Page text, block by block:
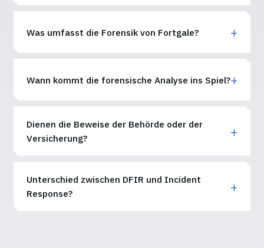
Was umfasst die Forensik von Fortgale?
Wann kommt die forensische Analyse ins Spiel?
Dienen die Beweise der Behörde oder der
Versicherung?
Unterschied zwischen DFIR und Incident
Response?